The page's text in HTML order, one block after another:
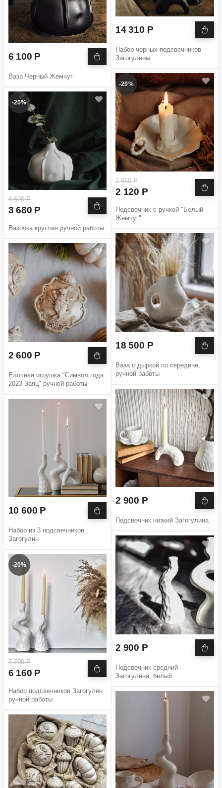
6 100 Р
Ваза Черный Жемчуг
-20%
4 600 Р
3 680 Р
Вазочка круглая ручной работы
2 600 Р
Елочная игрушка "Символ года
2023 Заяц" ручной работы
10 600 Р
Набор из 3 подсвечников
Загогулин
-20%
7 700 Р
6 160 Р
Набор подсвечников Загогулин
ручной работы
14 310 Р
Набор черных подсвечников
Загогулины
-20%
2 650 Р
2 120 Р
Подсвечник с ручкой "Белый
Жемчуг"
18 500 Р
Ваза с дыркой по середине,
ручной работы
2 900 Р
Подсвечник низкий Загогулина
2 900 Р
Подсвечник средний
Загогулина, белый